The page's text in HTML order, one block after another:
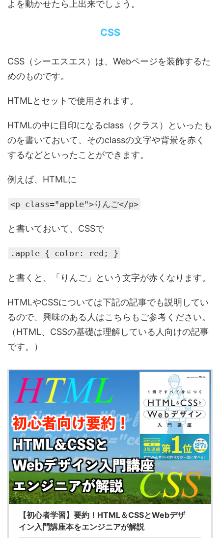
よを動かせたら上出来でしょう。
CSS
CSS（シーエスエス）は、Webページを装飾するた
めのものです。
HTMLとセットで使用されます。
HTMLの中に目印になるclass（クラス）といったも
のを書いておいて、そのclassの文字や背景を赤く
するなどといったことができます。
例えば、HTMLに
<p class="apple">りんご</p>
と書いておいて、CSSで
.apple { color: red; }
と書くと、「りんご」という文字が赤くなります。
HTMLやCSSについては下記の記事でも説明してい
るので、興味のある人はこちらもご参考ください。
（HTML、CSSの基礎は理解している人向けの記事
です。）
【初心者学習】要約！HTML＆CSSとWebデザ
イン入門講座本をエンジニアが解説